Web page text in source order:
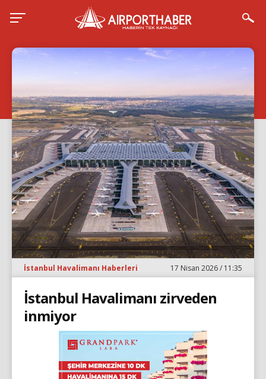
İstanbul Havalimanı Haberleri 17 Nisan 2026 / 11:35
İstanbul Havalimanı zirveden
inmiyor